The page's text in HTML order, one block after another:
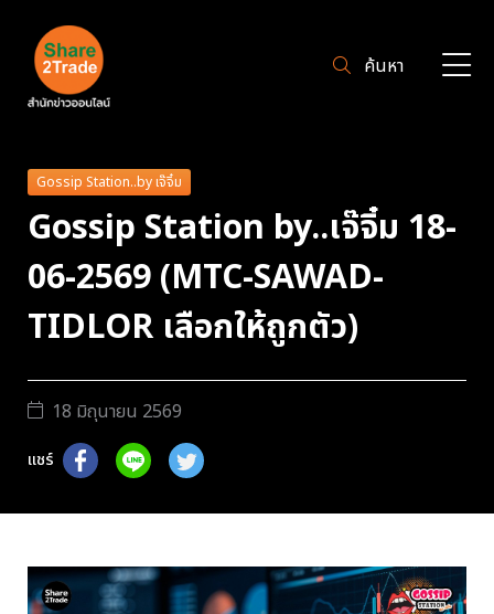
ค้นหา
Gossip Station..by เจ๊จิ๋ม
Gossip Station by..เจ๊จิ๋ม 18-
06-2569 (MTC-SAWAD-
TIDLOR เลือกให้ถูกตัว)
18 มิถุนายน 2569
แชร์